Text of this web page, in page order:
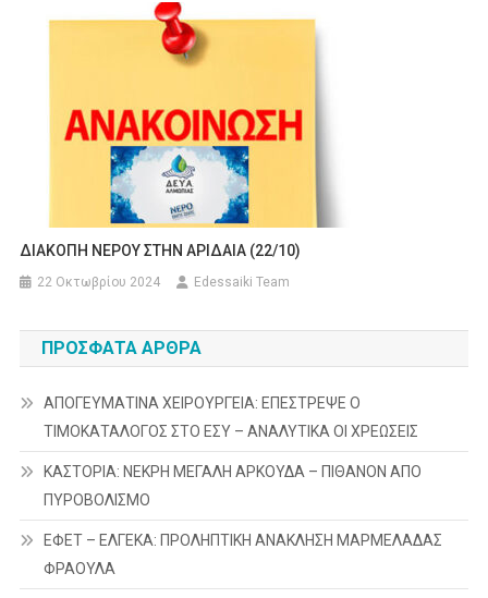
ΔΙΑΚΟΠΗ ΝΕΡΟΥ ΣΤΗΝ ΑΡΙΔΑΙΑ (22/10)
22 Οκτωβρίου 2024 Edessaiki Team
ΠΡΌΣΦΑΤΑ ΆΡΘΡΑ
ΑΠΟΓΕΥΜΑΤΙΝΑ ΧΕΙΡΟΥΡΓΕΙΑ: ΕΠΕΣΤΡΕΨΕ Ο
ΤΙΜΟΚΑΤΑΛΟΓΟΣ ΣΤΟ ΕΣΥ – ΑΝΑΛΥΤΙΚΑ ΟΙ ΧΡΕΩΣΕΙΣ
ΚΑΣΤΟΡΙΑ: ΝΕΚΡΗ ΜΕΓΑΛΗ ΑΡΚΟΥΔΑ – ΠΙΘΑΝΟΝ ΑΠΟ
ΠΥΡΟΒΟΛΙΣΜΟ
ΕΦΕΤ – ΕΛΓΕΚΑ: ΠΡΟΛΗΠΤΙΚΗ ΑΝΑΚΛΗΣΗ ΜΑΡΜΕΛΑΔΑΣ
ΦΡΑΟΥΛΑ